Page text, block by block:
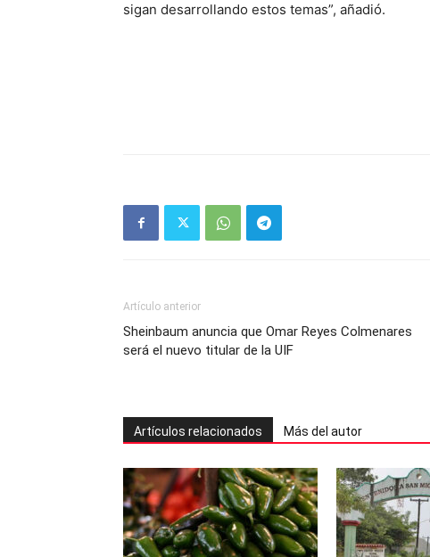
sigan desarrollando estos temas”, añadió.
Artículo anterior
Sheinbaum anuncia que Omar Reyes Colmenares
será el nuevo titular de la UIF
Artículos relacionados Más del autor